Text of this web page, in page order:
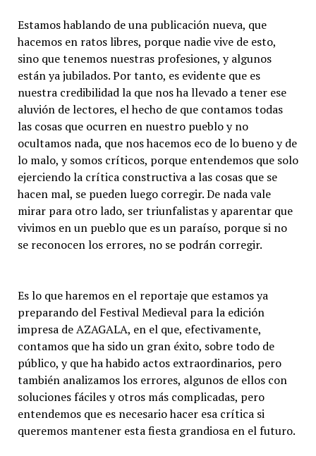
Estamos hablando de una publicación nueva, que
hacemos en ratos libres, porque nadie vive de esto,
sino que tenemos nuestras profesiones, y algunos
están ya jubilados. Por tanto, es evidente que es
nuestra credibilidad la que nos ha llevado a tener ese
aluvión de lectores, el hecho de que contamos todas
las cosas que ocurren en nuestro pueblo y no
ocultamos nada, que nos hacemos eco de lo bueno y de
lo malo, y somos críticos, porque entendemos que solo
ejerciendo la crítica constructiva a las cosas que se
hacen mal, se pueden luego corregir. De nada vale
mirar para otro lado, ser triunfalistas y aparentar que
vivimos en un pueblo que es un paraíso, porque si no
se reconocen los errores, no se podrán corregir.
Es lo que haremos en el reportaje que estamos ya
preparando del Festival Medieval para la edición
impresa de AZAGALA, en el que, efectivamente,
contamos que ha sido un gran éxito, sobre todo de
público, y que ha habido actos extraordinarios, pero
también analizamos los errores, algunos de ellos con
soluciones fáciles y otros más complicadas, pero
entendemos que es necesario hacer esa crítica si
queremos mantener esta fiesta grandiosa en el futuro.